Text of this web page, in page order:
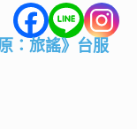
：旅謠》台服